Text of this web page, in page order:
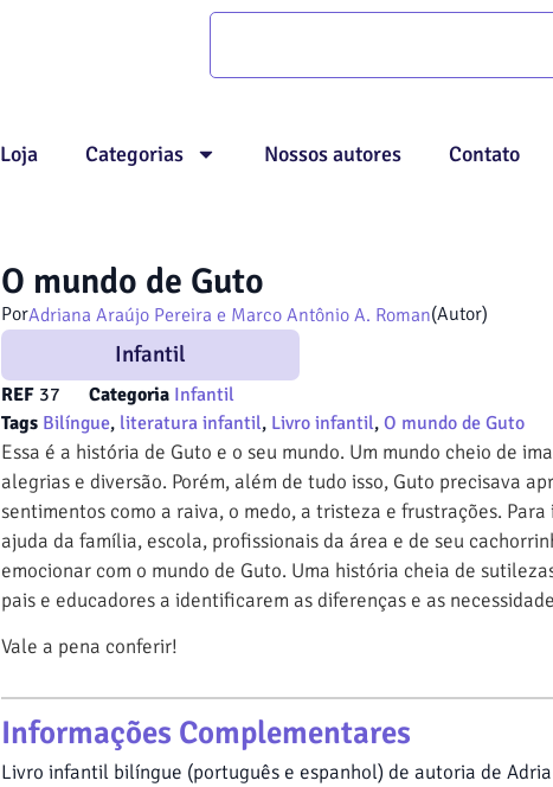
Loja Categorias Nossos autores Contato
O mundo de Guto
PorAdriana Araújo Pereira e Marco Antônio A. Roman(Autor)
Infantil
REF 37 Categoria Infantil
Tags Bilíngue, literatura infantil, Livro infantil,O mundo de Guto
Essa é a história de Guto e o seu mundo. Um mundo cheio de
alegrias e diversão. Porém, além de tudo isso, Guto precisava
sentimentos como a raiva, o medo, a tristeza e frustrações.
ajuda da família, escola, profissionais da área e de seu
emocionar com o mundo de Guto. Uma história cheia de
pais e educadores a identificarem as diferenças e as
Vale a pena conferir!
Informações Complementares
Livro infantil bilíngue (português e espanhol) de autoria de